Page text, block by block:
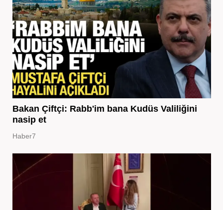
Bakan Çiftçi: Rabb'im bana Kudüs Valiliğini
nasip et
Haber7